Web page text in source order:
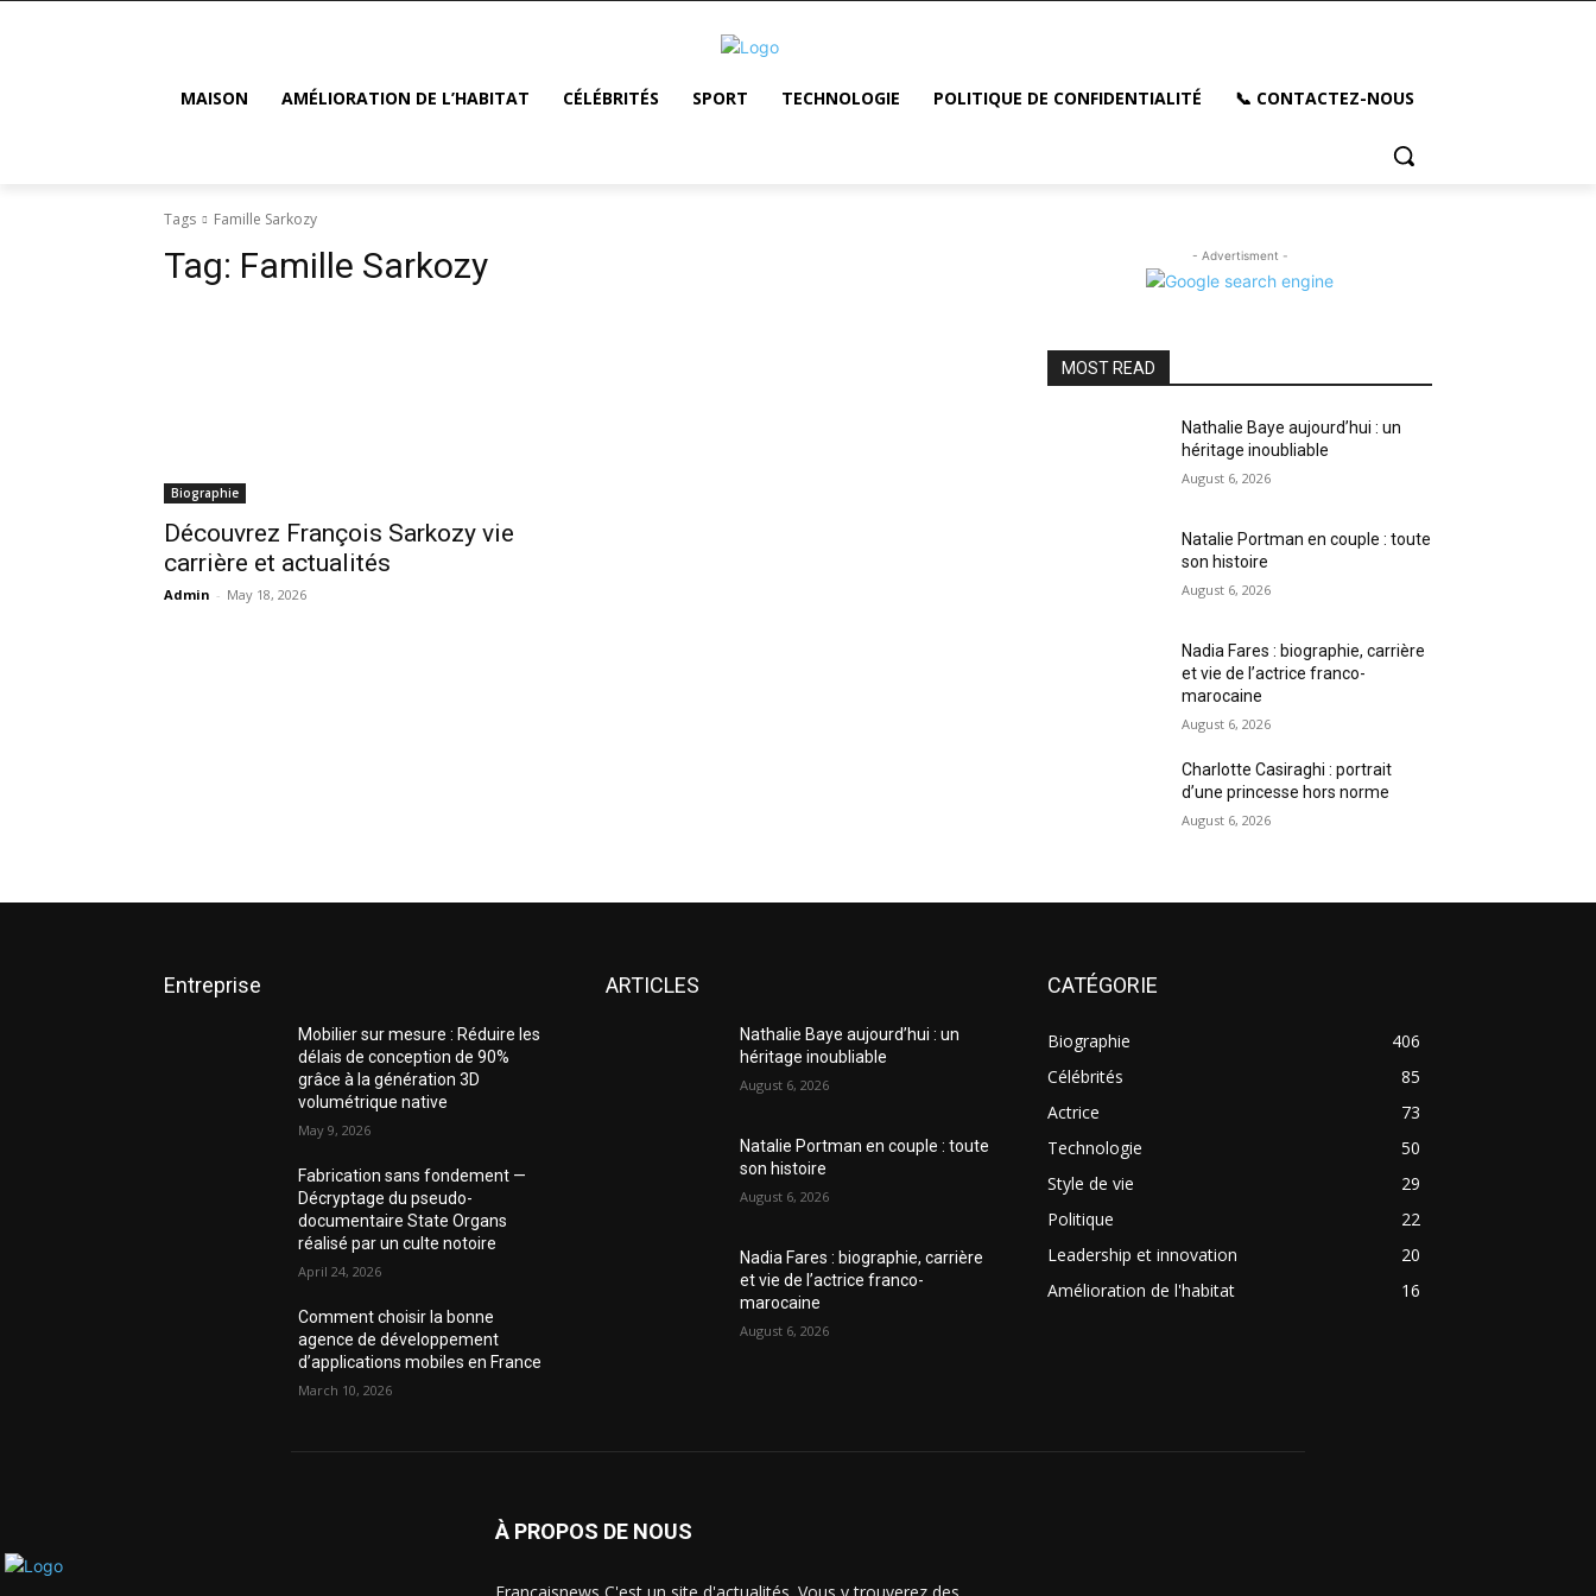
MAISON AMÉLIORATION DE L’HABITAT CÉLÉBRITÉS SPORT TECHNOLOGIE POLITIQUE DE CONFIDENTIALITÉ 📞 CONTACTEZ-NOUS
Tags Famille Sarkozy
Tag: Famille Sarkozy
Biographie
Découvrez François Sarkozy vie
carrière et actualités
Admin - May 18, 2026
- Advertisment -
MOST READ
Nathalie Baye aujourd’hui : un
héritage inoubliable
August 6, 2026
Natalie Portman en couple : toute
son histoire
August 6, 2026
Nadia Fares : biographie, carrière
et vie de l’actrice franco-
marocaine
August 6, 2026
Charlotte Casiraghi : portrait
d’une princesse hors norme
August 6, 2026
Entreprise
Mobilier sur mesure : Réduire les
délais de conception de 90%
grâce à la génération 3D
volumétrique native
May 9, 2026
Fabrication sans fondement —
Décryptage du pseudo-
documentaire State Organs
réalisé par un culte notoire
April 24, 2026
Comment choisir la bonne
agence de développement
d’applications mobiles en France
March 10, 2026
ARTICLES
Nathalie Baye aujourd’hui : un
héritage inoubliable
August 6, 2026
Natalie Portman en couple : toute
son histoire
August 6, 2026
Nadia Fares : biographie, carrière
et vie de l’actrice franco-
marocaine
August 6, 2026
CATÉGORIE
Biographie
406
Célébrités
85
Actrice
73
Technologie
50
Style de vie
29
Politique
22
Leadership et innovation
20
Amélioration de l'habitat
16
À PROPOS DE NOUS